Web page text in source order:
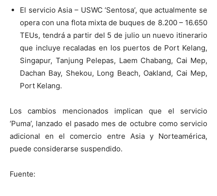
El servicio Asia – USWC ‘Sentosa’, que actualmente se
opera con una flota mixta de buques de 8.200 – 16.650
TEUs, tendrá a partir del 5 de julio un nuevo itinerario
que incluye recaladas en los puertos de Port Kelang,
Singapur, Tanjung Pelepas, Laem Chabang, Cai Mep,
Dachan Bay, Shekou, Long Beach, Oakland, Cai Mep,
Port Kelang.
Los cambios mencionados implican que el servicio
‘Puma’, lanzado el pasado mes de octubre como servicio
adicional en el comercio entre Asia y Norteamérica,
puede considerarse suspendido.
Fuente: